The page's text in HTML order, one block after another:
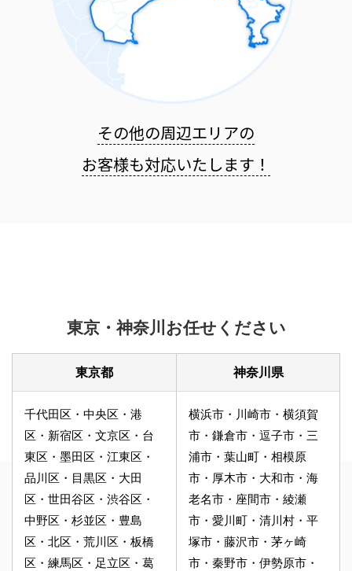
その他の周辺エリアの
お客様も対応いたします！
東京・神奈川お任せください
東京都
千代田区・中央区・港
区・新宿区・文京区・台
東区・墨田区・江東区・
品川区・目黒区・大田
区・世田谷区・渋谷区・
中野区・杉並区・豊島
区・北区・荒川区・板橋
区・練馬区・足立区・葛
神奈川県
横浜市・川崎市・横須賀
市・鎌倉市・逗子市・三
浦市・葉山町・相模原
市・厚木市・大和市・海
老名市・座間市・綾瀬
市・愛川町・清川村・平
塚市・藤沢市・茅ヶ崎
市・秦野市・伊勢原市・